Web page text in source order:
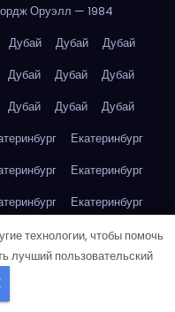
Оруэлл — 1984
Дубай Дубай
Дубай
Дубай Дубай
Дубай
Дубай Дубай
Дубай
Екатеринбург
Екатеринбург
Екатеринбург
Екатеринбург
Екатеринбург
технологии, чтобы помочь
лучший пользовательский